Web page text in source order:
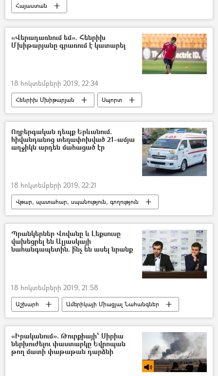
Հայաստան
ՀՀ ազգային անվտանգության ծառայություն. ԱԱԾ
Սահմանադրական դատարան
Հրայր Թովմասյան
հայր
«Վերադառնում եմ». Հենրիխ
Մխիթարյանը գրառում է կատարել
18 հոկտեմբերի 2019, 22:34
Հենրիխ Մխիթարյան
Սպորտ
Հայաստան
Հենրիխ Մխիթարյան
Հայաստանի ֆուտբոլի ֆեդերացիա
ֆուտբոլ
«Ռոմա» ֆուտբոլային ակումբ
Ողբերգական դեպք Երևանում.
հիվանդանոց տեղափոխված 21–ամյա
աղջիկն արդեն մահացած էր
18 հոկտեմբերի 2019, 22:21
Վթար, պատահար, սպանություն, գողություն
Պատահարներ
Հայաստան
Երևան
հիվանդանոց
աղջիկ
Մահ
Պրանկերներ Վովանը և Լեքսուսը
վախեցրել են Ալյասկայի
նահանգապետին. ի՞նչ են ասել նրանք
18 հոկտեմբերի 2019, 21:58
Աշխարհ
Ամերիկայի Միացյալ Նահանգներ
Ուկրաինա
«Իրականում». Թուրքիայի՝ Սիրիա
ներխուժելու փաստարկը Եվրոպան
թող մատի փաթաթան դարձնի